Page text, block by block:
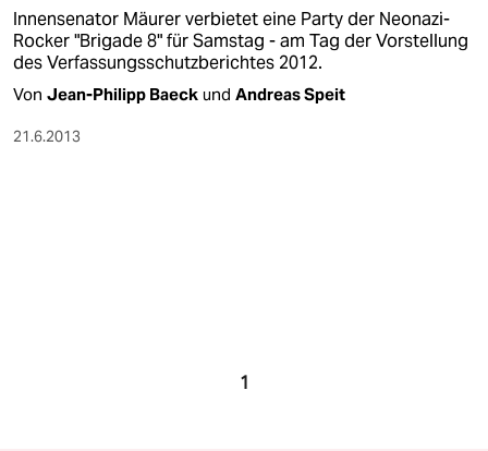
Innensenator Mäurer verbietet eine Party der Neonazi-
Rocker "Brigade 8" für Samstag - am Tag der Vorstellung
des Verfassungsschutzberichtes 2012.
Von Jean-Philipp Baeck und Andreas Speit
21.6.2013
1